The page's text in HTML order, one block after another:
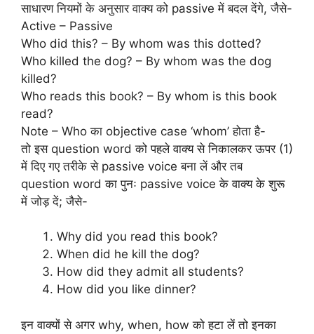
साधारण नियमों के अनुसार वाक्य को passive में बदल देंगे, जैसे-
Active – Passive
Who did this? – By whom was this dotted?
Who killed the dog? – By whom was the dog
killed?
Who reads this book? – By whom is this book
read?
Note – Who का objective case ‘whom’ होता है-
तो इस question word को पहले वाक्य से निकालकर ऊपर (1)
में दिए गए तरीके से passive voice बना लें और तब
question word का पुनः passive voice के वाक्य के शुरू
में जोड़ दें; जैसे-
Why did you read this book?
When did he kill the dog?
How did they admit all students?
How did you like dinner?
इन वाक्यों से अगर why, when, how को हटा लें तो इनका